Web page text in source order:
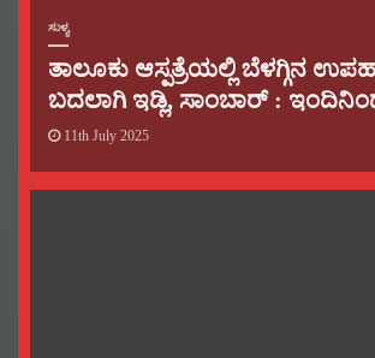
ಸುಳ್ಯ
ತಾಲೂಕು ಆಸ್ಪತ್ರೆಯಲ್ಲಿ ಬೆಳಗ್ಗಿನ
ಬದಲಾಗಿ ಇಡ್ಲಿ, ಸಾಂಬಾರ್ :
11th July 2025